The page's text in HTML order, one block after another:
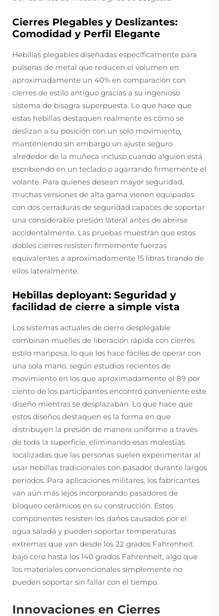
Cierres Plegables y Deslizantes:
Comodidad y Perfil Elegante
Hebillas plegables diseñadas específicamente para
pulseras de metal que reducen el volumen en
aproximadamente un 40% en comparación con
cierres de estilo antiguo gracias a su ingenioso
sistema de bisagra superpuesta. Lo que hace que
estas hebillas destaquen realmente es cómo se
deslizan a su posición con un solo movimiento,
manteniendo sin embargo un ajuste seguro
alrededor de la muñeca incluso cuando alguien está
escribiendo en un teclado o agarrando firmemente el
volante. Para quienes desean mayor seguridad,
muchas versiones de alta gama vienen equipadas
con dos cerraduras de seguridad capaces de soportar
una considerable presión lateral antes de abrirse
accidentalmente. Las pruebas muestran que estos
dobles cierres resisten firmemente fuerzas
equivalentes a aproximadamente 15 libras tirando de
ellos lateralmente.
Hebillas deployant: Seguridad y
facilidad de cierre a simple vista
Los sistemas actuales de cierre desplegable
combinan muelles de liberación rápida con cierres
estilo mariposa, lo que los hace fáciles de operar con
una sola mano, según estudios recientes de
movimiento en los que aproximadamente el 89 por
ciento de los participantes encontró conveniente este
diseño mientras se desplazaban. Lo que hace que
estos diseños destaquen es la forma en que
distribuyen la presión de manera uniforme a través
de toda la superficie, eliminando esas molestias
localizadas que las personas suelen experimentar al
usar hebillas tradicionales con pasador durante largos
períodos. Para aplicaciones militares, los fabricantes
van aún más lejos incorporando pasadores de
bloqueo cerámicos en su construcción. Estos
componentes resisten los daños causados por el
agua salada y pueden soportar temperaturas
extremas que van desde los 22 grados Fahrenheit
bajo cero hasta los 140 grados Fahrenheit, algo que
los materiales convencionales simplemente no
pueden soportar sin fallar con el tiempo.
Innovaciones en Cierres